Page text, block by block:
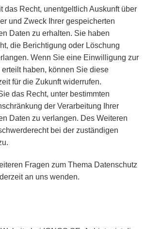
das Recht, unentgeltlich Auskunft über
und Zweck Ihrer gespeicherten
Daten zu erhalten. Sie haben
die Berichtigung oder Löschung
Wenn Sie eine Einwilligung zur
haben, können Sie diese
für die Zukunft widerrufen.
das Recht, unter bestimmten
der Verarbeitung Ihrer
Daten zu verlangen. Des Weiteren
bei der zuständigen
Fragen zum Thema Datenschutz
an uns wenden.